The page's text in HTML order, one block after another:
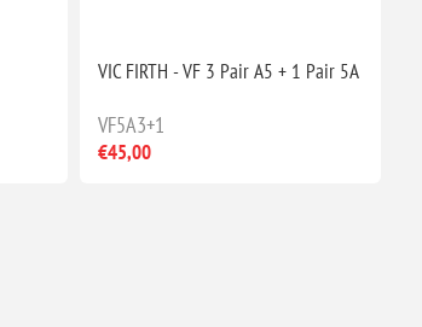
VIC FIRTH - VF 3 Pair A5 + 1 Pair 5A
VF5A3+1
€45,00